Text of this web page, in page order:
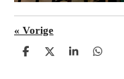
« Vorige
D
D
S
D